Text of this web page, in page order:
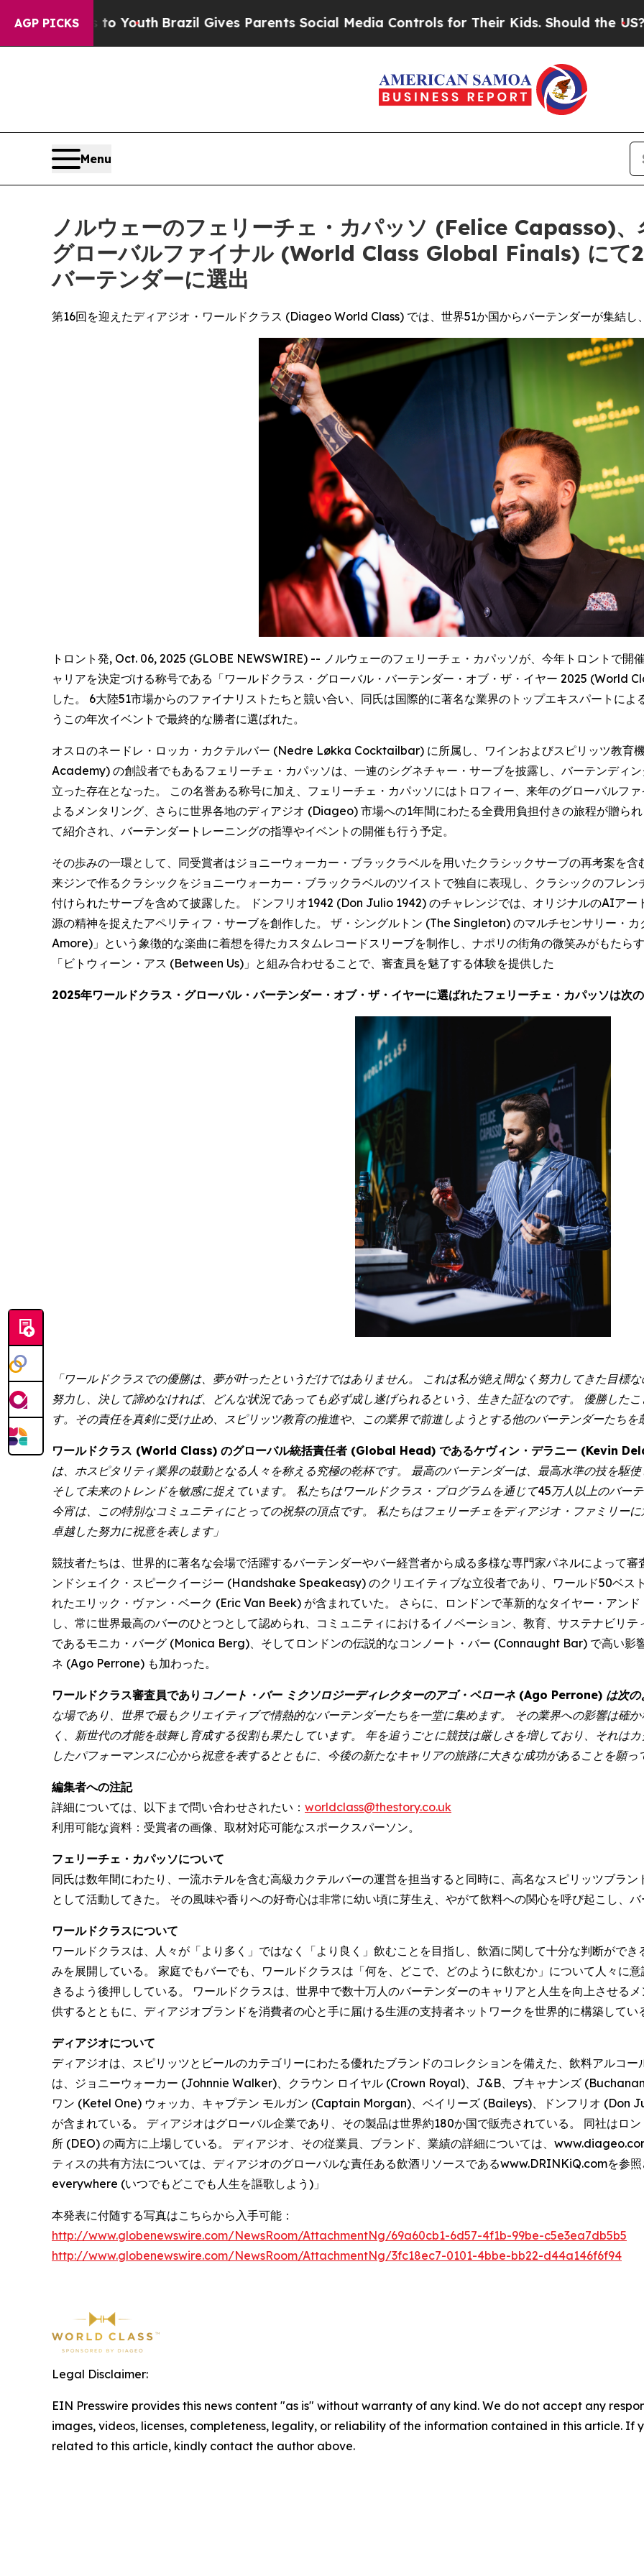
AGP PICKS
YouthBrazil Gives Parents Social Media Controls for Their Kids. Should the US?The
Menu
ノルウェーのフェリーチェ・カパッソ (Felice Capasso)、
グローバルファイナル (World Class Global Finals) にて
バーテンダーに選出
第16回を迎えたディアジオ・ワールドクラス (Diageo World Class) では、世界51か国からバーテンダーが集結し
トロント発, Oct. 06, 2025 (GLOBE NEWSWIRE) -- ノルウェーのフェリーチェ・カパッソが、今年トロントで開
ャリアを決定づける称号である「ワールドクラス・グローバル・バーテンダー・オブ・ザ・イヤー 2025
した。 6大陸51市場からのファイナリストたちと競い合い、同氏は国際的に著名な業界のトップエキスパートに
うこの年次イベントで最終的な勝者に選ばれた。
オスロのネードレ・ロッカ・カクテルバー (Nedre Løkka Cocktailbar) に所属し、ワインおよびスピリッツ教育
Academy) の創設者でもあるフェリーチェ・カパッソは、一連のシグネチャー・サーブを披露し、バーテンディ
立った存在となった。 この名誉ある称号に加え、フェリーチェ・カパッソにはトロフィー、来年のグローバルフ
よるメンタリング、さらに世界各地のディアジオ (Diageo) 市場への1年間にわたる全費用負担付きの旅程が贈ら
て紹介され、バーテンダートレーニングの指導やイベントの開催も行う予定。
その歩みの一環として、同受賞者はジョニーウォーカー・ブラックラベルを用いたクラシックサーブの再考案を
来ジンで作るクラシックをジョニーウォーカー・ブラックラベルのツイストで独自に表現し、クラシックのフレ
付けられたサーブを含めて披露した。 ドンフリオ1942 (Don Julio 1942) のチャレンジでは、オリジナルのAIアー
源の精神を捉えたアペリティフ・サーブを創作した。 ザ・シングルトン (The Singleton) のマルチセンサリー・
Amore)」という象徴的な楽曲に着想を得たカスタムレコードスリーブを制作し、ナポリの街角の微笑みがもたら
「ビトウィーン・アス (Between Us)」と組み合わせることで、審査員を魅了する体験を提供した
2025年ワールドクラス・グローバル・バーテンダー・オブ・ザ・イヤーに選ばれたフェリーチェ・カパッソは次の
「ワールドクラスでの優勝は、夢が叶ったというだけではありません。 これは私が絶え間なく努力してきた目標
努力し、決して諦めなければ、どんな状況であっても必ず成し遂げられるという、生きた証なのです。 優勝した
す。その責任を真剣に受け止め、スピリッツ教育の推進や、この業界で前進しようとする他のバーテンダーたちを
ワールドクラス (World Class) のグローバル統括責任者 (Global Head) であるケヴィン・デラニー (Kevin
は、ホスピタリティ業界の鼓動となる人々を称える究極の乾杯です。 最高のバーテンダーは、最高水準の技を駆
そして未来のトレンドを敏感に捉えています。 私たちはワールドクラス・プログラムを通じて45万人以上のバー
今宵は、この特別なコミュニティにとっての祝祭の頂点です。 私たちはフェリーチェをディアジオ・ファミリー
卓越した努力に祝意を表します」
競技者たちは、世界的に著名な会場で活躍するバーテンダーやバー経営者から成る多様な専門家パネルによって
ンドシェイク・スピークイージー (Handshake Speakeasy) のクリエイティブな立役者であり、ワールド50ベス
れたエリック・ヴァン・ベーク (Eric Van Beek) が含まれていた。 さらに、ロンドンで革新的なタイヤー・アン
し、常に世界最高のバーのひとつとして認められ、コミュニティにおけるイノベーション、教育、サステナビリ
であるモニカ・バーグ (Monica Berg)、そしてロンドンの伝説的なコンノート・バー (Connaught Bar) で高い影
ネ (Ago Perrone) も加わった。
ワールドクラス審査員であり コノート・バー ミクソロジーディレクターのアゴ・ペローネ (Ago Perrone) は次の
な場であり、世界で最もクリエイティブで情熱的なバーテンダーたちを一堂に集めます。 その業界への影響は確
く、新世代の才能を鼓舞し育成する役割も果たしています。 年を追うごとに競技は厳しさを増しており、それは
したパフォーマンスに心から祝意を表するとともに、今後の新たなキャリアの旅路に大きな成功があることを願っ
編集者への注記
詳細については、以下まで問い合わせされたい： worldclass@thestory.co.uk
利用可能な資料：受賞者の画像、取材対応可能なスポークスパーソン。
フェリーチェ・カパッソについて
同氏は数年間にわたり、一流ホテルを含む高級カクテルバーの運営を担当すると同時に、高名なスピリッツブラ
として活動してきた。 その風味や香りへの好奇心は非常に幼い頃に芽生え、やがて飲料への関心を呼び起こし、バ
ワールドクラスについて
ワールドクラスは、人々が「より多く」ではなく「より良く」飲むことを目指し、飲酒に関して十分な判断がで
みを展開している。 家庭でもバーでも、ワールドクラスは「何を、どこで、どのように飲むか」について人々に
きるよう後押ししている。 ワールドクラスは、世界中で数十万人のバーテンダーのキャリアと人生を向上させる
供するとともに、ディアジオブランドを消費者の心と手に届ける生涯の支持者ネットワークを世界的に構築してい
ディアジオについて
ディアジオは、スピリッツとビールのカテゴリーにわたる優れたブランドのコレクションを備えた、飲料アルコ
は、ジョニーウォーカー (Johnnie Walker)、クラウン ロイヤル (Crown Royal)、J&B、ブキャナンズ
ワン (Ketel One) ウォッカ、キャプテン モルガン (Captain Morgan)、ベイリーズ (Baileys)、ドンフリオ (Don
が含まれている。 ディアジオはグローバル企業であり、その製品は世界約180か国で販売されている。 同社はロ
所 (DEO) の両方に上場している。 ディアジオ、その従業員、ブランド、業績の詳細については、
ティスの共有方法については、ディアジオのグローバルな責任ある飲酒リソースであるwww.DRINKiQ.comを
everywhere (いつでもどこでも人生を謳歌しよう)」
本発表に付随する写真はこちらから入手可能：
http://www.globenewswire.com/NewsRoom/AttachmentNg/69a60cb1-6d57-4f1b-99be-c5e3ea7db5b5
http://www.globenewswire.com/NewsRoom/AttachmentNg/3fc18ec7-0101-4bbe-bb22-d44a146f6f94
Legal Disclaimer:
EIN Presswire provides this news content "as is" without warranty of any kind. We do not accept any
images, videos, licenses, completeness, legality, or reliability of the information contained in this article. If
related to this article, kindly contact the author above.